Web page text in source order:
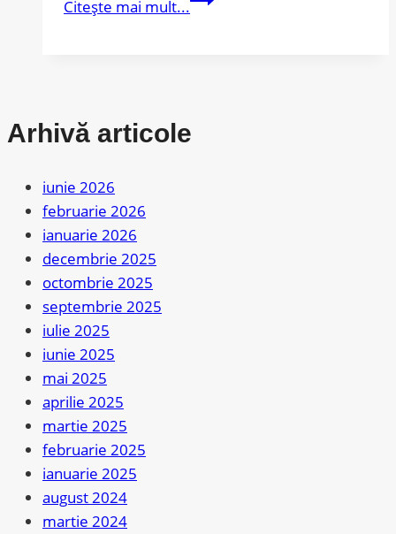
Citește mai mult...
mai
Arhivă articole
iunie 2026
februarie 2026
ianuarie 2026
decembrie 2025
octombrie 2025
septembrie 2025
iulie 2025
iunie 2025
mai 2025
aprilie 2025
martie 2025
februarie 2025
ianuarie 2025
august 2024
martie 2024